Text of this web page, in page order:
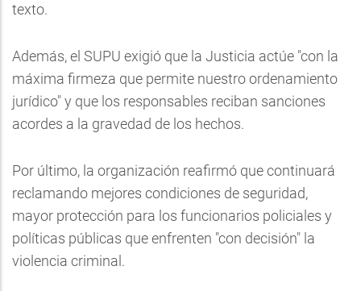
texto.
Además, el SUPU exigió que la Justicia actúe "con la
máxima firmeza que permite nuestro ordenamiento
jurídico" y que los responsables reciban sanciones
acordes a la gravedad de los hechos.
Por último, la organización reafirmó que continuará
reclamando mejores condiciones de seguridad,
mayor protección para los funcionarios policiales y
políticas públicas que enfrenten "con decisión" la
violencia criminal.